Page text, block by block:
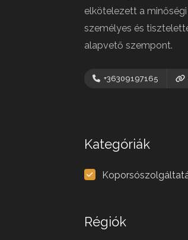
elkötelezett a
személyes és
alapvető szempont.
+36309197165
Kategóriák
Régiók